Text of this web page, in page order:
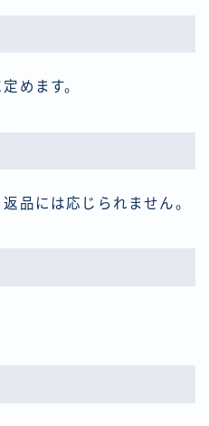
めます。
品には応じられません。